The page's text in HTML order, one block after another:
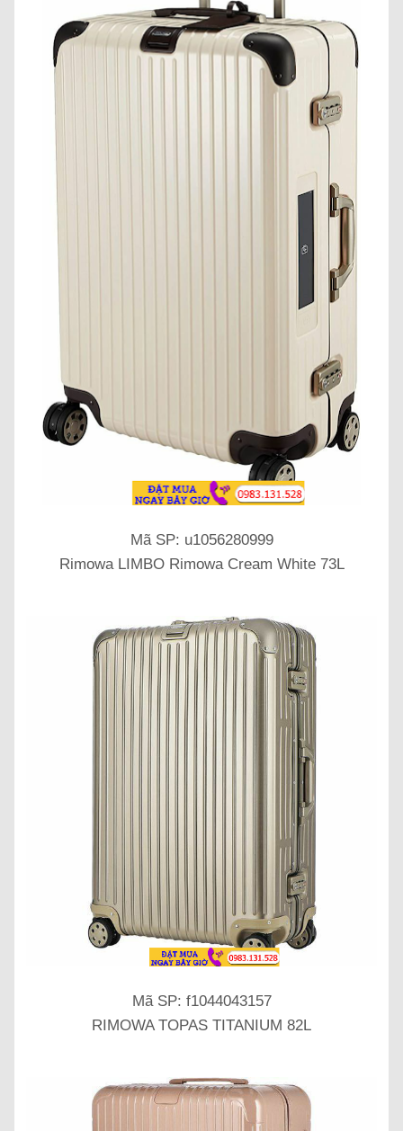
Mã SP: u1056280999
Rimowa LIMBO Rimowa Cream White 73L
Mã SP: f1044043157
RIMOWA TOPAS TITANIUM 82L